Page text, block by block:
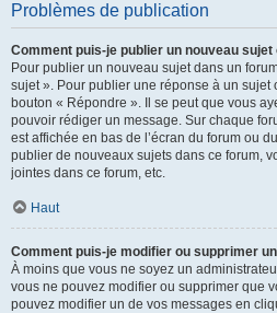
Problèmes de publication
Comment puis-je publier un nouveau sujet
Pour publier un nouveau sujet dans un
sujet ». Pour publier une réponse à un sujet
bouton « Répondre ». Il se peut que vous
pouvoir rédiger un message. Sur chaque
est affichée en bas de l’écran du forum ou
publier de nouveaux sujets dans ce forum,
jointes dans ce forum, etc.
Haut
Comment puis-je modifier ou supprimer
À moins que vous ne soyez un
vous ne pouvez modifier ou supprimer que
pouvez modifier un de vos messages en